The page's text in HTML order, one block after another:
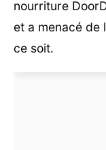
nourriture
et a menacé de
ce soit.